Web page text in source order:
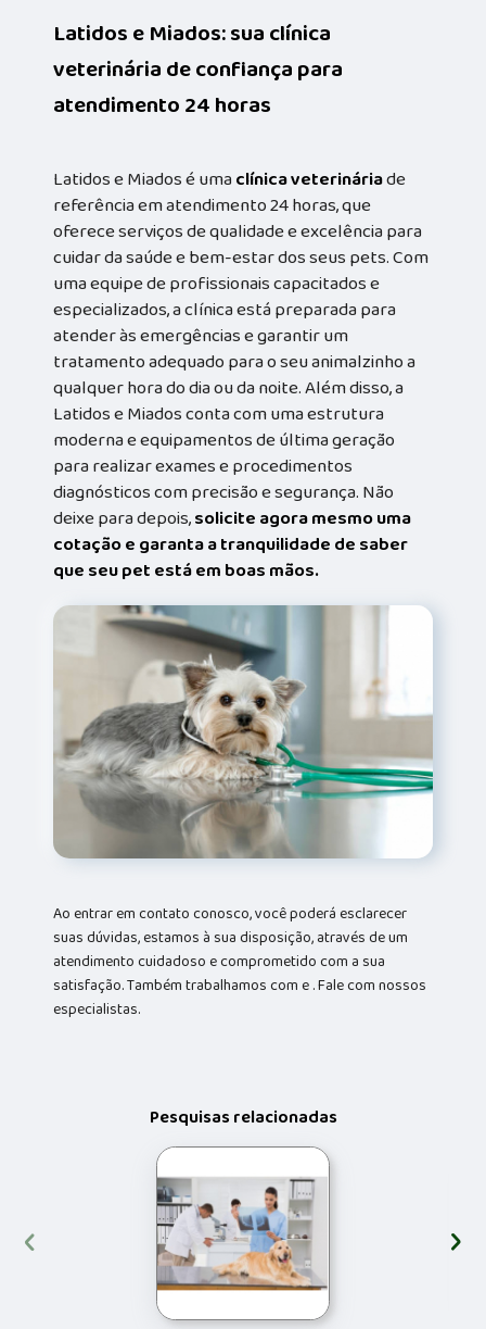
Latidos e Miados: sua clínica
veterinária de confiança para
atendimento 24 horas
Latidos e Miados é umaclínica veterináriade
referência em atendimento 24 horas, que
oferece serviços de qualidade e excelência para
cuidar da saúde e bem-estar dos seus pets. Com
uma equipe de profissionais capacitados e
especializados, a clínica está preparada para
atender às emergências e garantir um
tratamento adequado para o seu animalzinho a
qualquer hora do dia ou da noite. Além disso, a
Latidos e Miados conta com uma estrutura
moderna e equipamentos de última geração
para realizar exames e procedimentos
diagnósticos com precisão e segurança. Não
deixe para depois,solicite agora mesmo uma
cotação e garanta a tranquilidade de saber
que seu pet está em boas mãos.
Ao entrar em contato conosco, você poderá esclarecer
suas dúvidas, estamos à sua disposição, através de um
atendimento cuidadoso e comprometido com a sua
satisfação. Também trabalhamos com e . Fale com nossos
especialistas.
Pesquisas relacionadas
‹ ›